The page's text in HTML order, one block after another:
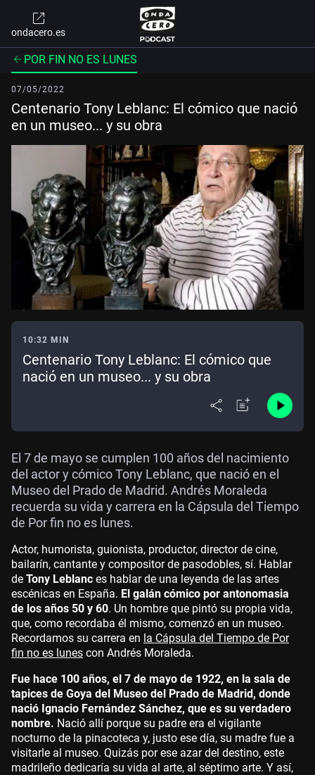
ondacero.es
POR FIN NO ES LUNES
07/05/2022
Centenario Tony Leblanc: El cómico que nació
en un museo... y su obra
10:32 MIN
Centenario Tony Leblanc: El cómico que
nació en un museo... y su obra
El 7 de mayo se cumplen 100 años del nacimiento
del actor y cómico Tony Leblanc, que nació en el
Museo del Prado de Madrid. Andrés Moraleda
recuerda su vida y carrera en la Cápsula del Tiempo
de Por fin no es lunes.
Actor, humorista, guionista, productor, director de cine,
bailarín, cantante y compositor de pasodobles, sí. Hablar
de Tony Leblanc es hablar de una leyenda de las artes
escénicas en España. El galán cómico por antonomasia
de los años 50 y 60. Un hombre que pintó su propia vida,
que, como recordaba él mismo, comenzó en un museo.
Recordamos su carrera en la Cápsula del Tiempo de Por
fin no es lunes con Andrés Moraleda.
Fue hace 100 años, el 7 de mayo de 1922, en la sala de
tapices de Goya del Museo del Prado de Madrid, donde
nació Ignacio Fernández Sánchez, que es su verdadero
nombre. Nació allí porque su padre era el vigilante
nocturno de la pinacoteca y, justo ese día, su madre fue a
visitarle al museo. Quizás por ese azar del destino, este
madrileño dedicaría su vida al arte, al séptimo arte. Y así,